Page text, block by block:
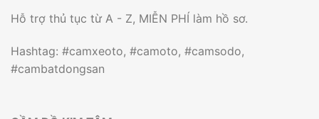
Hỗ trợ thủ tục từ A - Z, MIỄN PHÍ làm hồ sơ.
Hashtag: #camxeoto, #camoto, #camsodo,
#cambatdongsan